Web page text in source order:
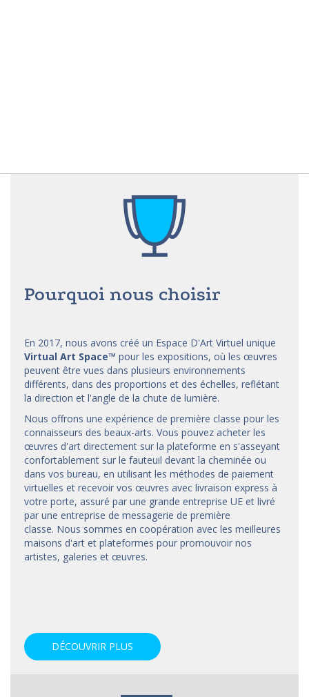
Pourquoi nous choisir
En 2017, nous avons créé un Espace D'Art Virtuel unique
Virtual Art Space™ pour les expositions, où les œuvres
peuvent être vues dans plusieurs environnements
différents, dans des proportions et des échelles, reflétant
la direction et l'angle de la chute de lumière.
Nous offrons une expérience de première classe pour les
connaisseurs des beaux-arts. Vous pouvez acheter les
œuvres d'art directement sur la plateforme en s'asseyant
confortablement sur le fauteuil devant la cheminée ou
dans vos bureau, en utilisant les méthodes de paiement
virtuelles et recevoir vos œuvres avec livraison express à
votre porte, assuré par une grande entreprise UE et livré
par une entreprise de messagerie de première
classe. Nous sommes en coopération avec les meilleures
maisons d'art et plateformes pour promouvoir nos
artistes, galeries et œuvres.
DÉCOUVRIR PLUS